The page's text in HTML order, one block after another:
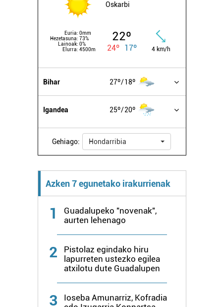
Oskarbi
Euria: 0mm
Hezetasuna: 73%
Lainoak: 0%
Elurra: 4500m
22º
24º 17º 4 km/h
Bihar 27º 18º
Igandea 25º 20º
Gehiago: Hondarribia
Azken 7 egunetako irakurrienak
1
Guadalupeko "novenak",
aurten lehenago
2
Pistolaz egindako hiru
lapurreten ustezko egilea
atxilotu dute Guadalupen
3
Ioseba Amunarriz, Kofradia